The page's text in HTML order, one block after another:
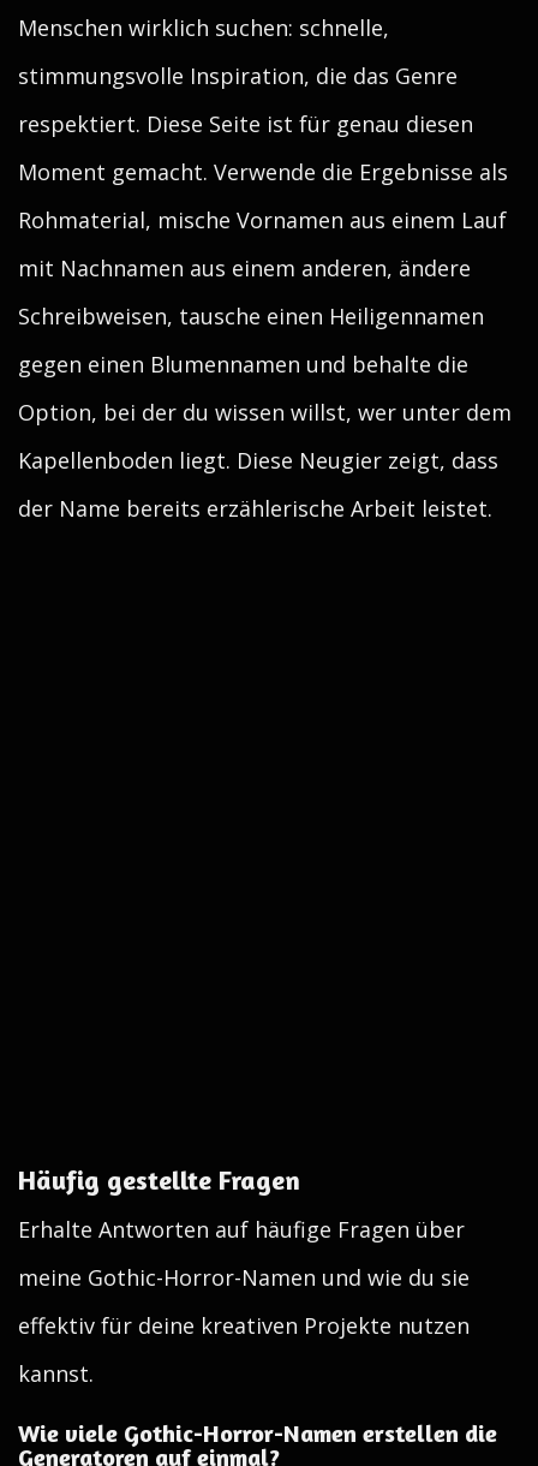
Menschen wirklich suchen: schnelle,
stimmungsvolle Inspiration, die das Genre
respektiert. Diese Seite ist für genau diesen
Moment gemacht. Verwende die Ergebnisse als
Rohmaterial, mische Vornamen aus einem Lauf
mit Nachnamen aus einem anderen, ändere
Schreibweisen, tausche einen Heiligennamen
gegen einen Blumennamen und behalte die
Option, bei der du wissen willst, wer unter dem
Kapellenboden liegt. Diese Neugier zeigt, dass
der Name bereits erzählerische Arbeit leistet.
Häufig gestellte Fragen
Erhalte Antworten auf häufige Fragen über
meine Gothic-Horror-Namen und wie du sie
effektiv für deine kreativen Projekte nutzen
kannst.
Wie viele Gothic-Horror-Namen erstellen die
Generatoren auf einmal?